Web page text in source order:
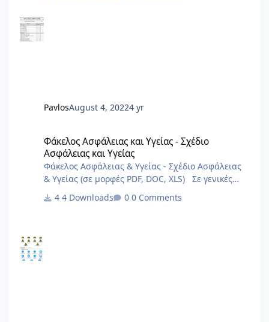
PavlosAugust 4, 20224 yr
Φάκελος Ασφάλειας και Υγείας - Σχέδιο
Ασφάλειας και Υγείας
Φάκελος Ασφάλειας & Υγείας - Σχέδιο Ασφάλειας
& Υγείας (σε μορφές PDF, DOC, XLS) Σε γενικές
μπορούν να καλύψουν σημαντικό φάσμα έργων.
4 Downloads 0 Comments